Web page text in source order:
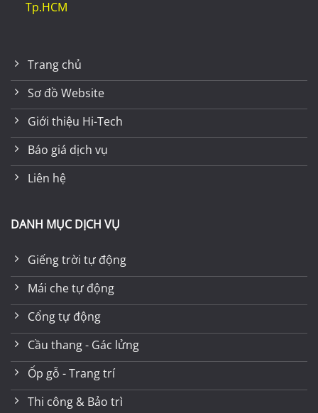
Tp.HCM
Trang chủ
Sơ đồ Website
Giới thiệu Hi-Tech
Báo giá dịch vụ
Liên hệ
DANH MỤC DỊCH VỤ
Giếng trời tự động
Mái che tự động
Cổng tự động
Cầu thang - Gác lửng
Ốp gỗ - Trang trí
Thi công & Bảo trì